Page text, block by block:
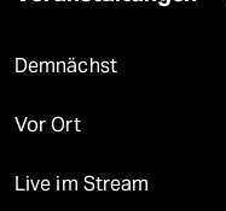
Demnächst
Vor Ort
Live im Stream